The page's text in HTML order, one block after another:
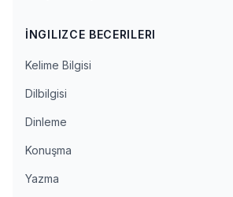
İNGILIZCE BECERILERI
Kelime Bilgisi
Dilbilgisi
Dinleme
Konuşma
Yazma